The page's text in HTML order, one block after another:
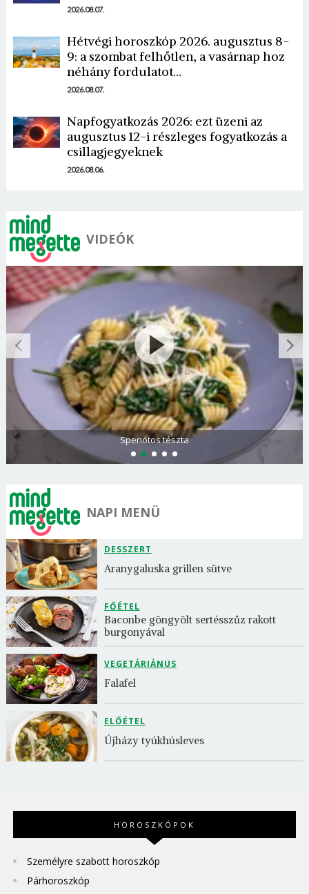
2026.08.07.
Hétvégi horoszkóp 2026. augusztus 8-
9: a szombat felhőtlen, a vasárnap hoz
néhány fordulatot…
2026.08.07.
Napfogyatkozás 2026: ezt üzeni az
augusztus 12-i részleges fogyatkozás a
csillagjegyeknek
2026.08.06.
VIDEÓK
Spenótos tészta
NAPI MENÜ
DESSZERT
Aranygaluska grillen sütve
FŐÉTEL
Baconbe göngyölt sertésszűz rakott
burgonyával
VEGETÁRIÁNUS
Falafel
ELŐÉTEL
Újházy tyúkhúsleves
HOROSZKÓPOK
Személyre szabott horoszkóp
Párhoroszkóp
Borsonline bejelentkezés